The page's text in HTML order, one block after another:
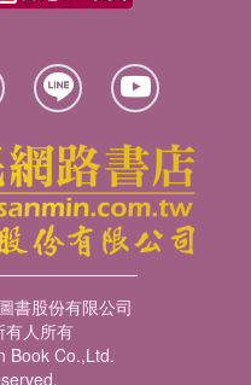
書股份有限公司
有人所有
Book Co.,Ltd.